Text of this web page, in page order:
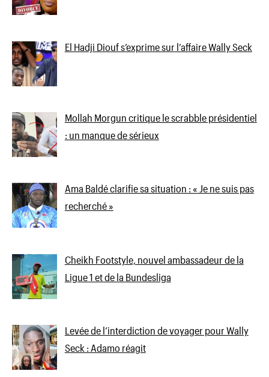
El Hadji Diouf s’exprime sur l’affaire Wally Seck
Mollah Morgun critique le scrabble présidentiel
: un manque de sérieux
Ama Baldé clarifie sa situation : « Je ne suis pas
recherché »
Cheikh Footstyle, nouvel ambassadeur de la
Ligue 1 et de la Bundesliga
Levée de l’interdiction de voyager pour Wally
Seck : Adamo réagit